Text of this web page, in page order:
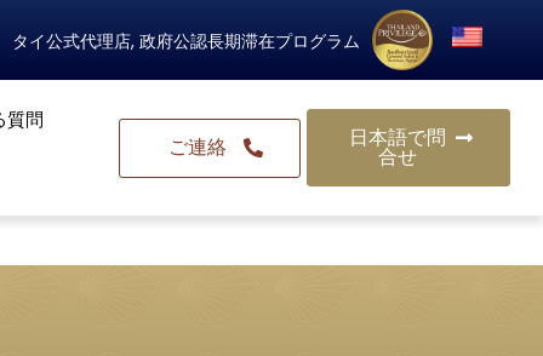
タイ公式代理店, 政府公認長期滞在プログラム
質問
ご連絡
日本語で問
合せ